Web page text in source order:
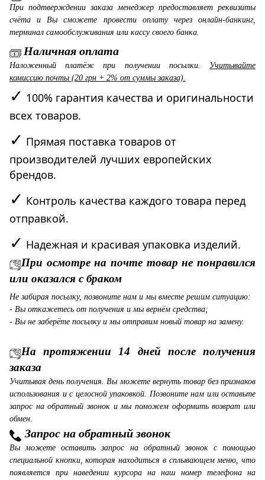
При подтверждении заказа менеджер предоставляет реквизиты
счёта и Вы сможете провести оплату через онлайн-банкинг,
терминал самообслуживания или кассу своего банка.
Наличная оплата
Наложенный платёж при получении посылки. Учитывайте
комиссию почты (20 грн + 2% от суммы заказа).
✓ 100% гарантия качества и оригинальности
всех товаров.
✓ Прямая поставка товаров от
производителей лучших европейских
брендов.
✓ Контроль качества каждого товара перед
отправкой.
✓ Надежная и красивая упаковка изделий.
При осмотре на почте товар не понравился
или оказался с браком
Не забирая посылку, позвоните нам и мы вместе решим ситуацию:
- Вы откажетесь от получения и мы вернём средства;
- Вы не заберёте посылку и мы отправим новый товар на замену.
На протяжении 14 дней после получения
заказа
Учитывая день получения. Вы можете вернуть товар без признаков
использования и с целосной упаковкой. Позвоните нам или оставьте
запрос на обратный звонок и мы поможем оформить возврат или
обмен.
Запрос на обратный звонок
Вы можете оставить запрос на обратный звонок с помощью
специальной кнопки, которая находиться в сплывающем меню, что
появляется при наведении курсора на наш номер телефона на